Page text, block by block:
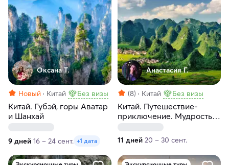
Оксана Т.
Новый Китай Без визы
Китай. Губэй, горы Аватар
и Шанхай
9 дней 16 – 24 сент. +1 дата
Анастасия Г.
(8) Китай Без визы
Китай. Путешествие-
приключение. Мудрость
11 дней 20 – 30 сент.